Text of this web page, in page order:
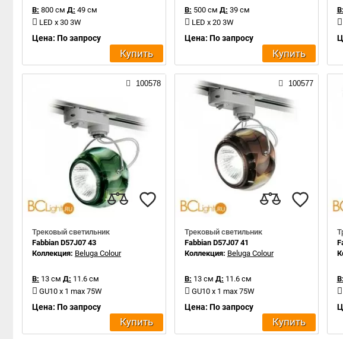
В: 800 см Д: 49 см
LED x 30 3W
Цена: По запросу
Купить
В: 500 см Д: 39 см
LED x 20 3W
Цена: По запросу
Купить
В:
100578
Трековый светильник
Fabbian D57J07 43
Коллекция: Beluga Colour
В: 13 см Д: 11.6 см
GU10 x 1 max 75W
Цена: По запросу
Купить
100577
Трековый светильник
Fabbian D57J07 41
Коллекция: Beluga Colour
В: 13 см Д: 11.6 см
GU10 x 1 max 75W
Цена: По запросу
Купить
В: